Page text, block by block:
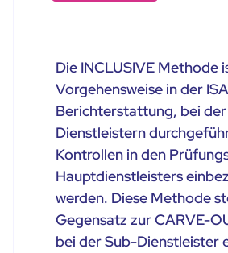
Die INCLUSIVE Methode
Vorgehensweise in der
Berichterstattung, bei
Dienstleistern
Kontrollen in den
Hauptdienstleisters
werden. Diese Methode
Gegensatz zur CARVE-
bei der Sub-Dienstleister